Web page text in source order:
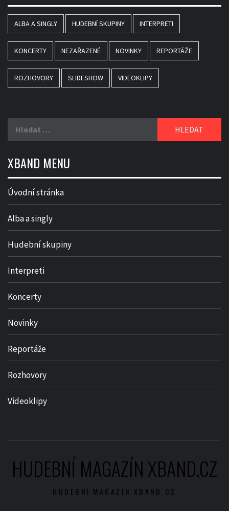
ALBA A SINGLY HUDEBNÍ SKUPINY INTERPRETI
KONCERTY NEZAŘAZENÉ NOVINKY REPORTÁŽE
ROZHOVORY SLIDESHOW VIDEOKLIPY
XBAND MENU
Úvodní stránka
Alba a singly
Hudební skupiny
Interpreti
Koncerty
Novinky
Reportáže
Rozhovory
Videoklipy
HUDEBNÍ MAGAZÍN XBAND.CZ
HUDEBNÍ MAGAZÍN XBAND.CZ